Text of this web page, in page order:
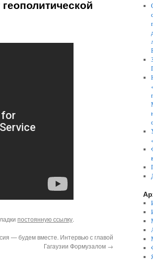
постоянную ссылку.
— будем вместе. Интервью с главой
Гагаузии Формузалом →